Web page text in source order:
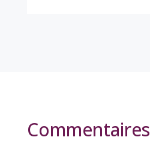
Commentaires